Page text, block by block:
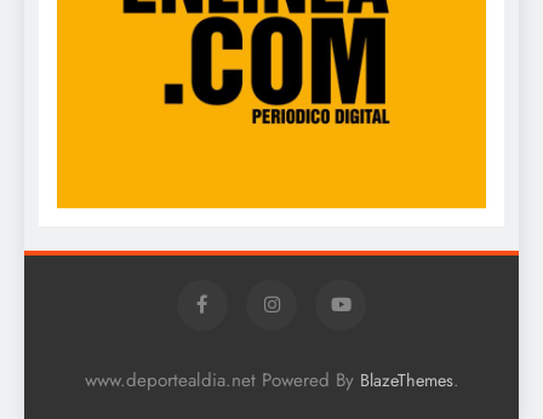
www.deportealdia.net Powered By BlazeThemes.